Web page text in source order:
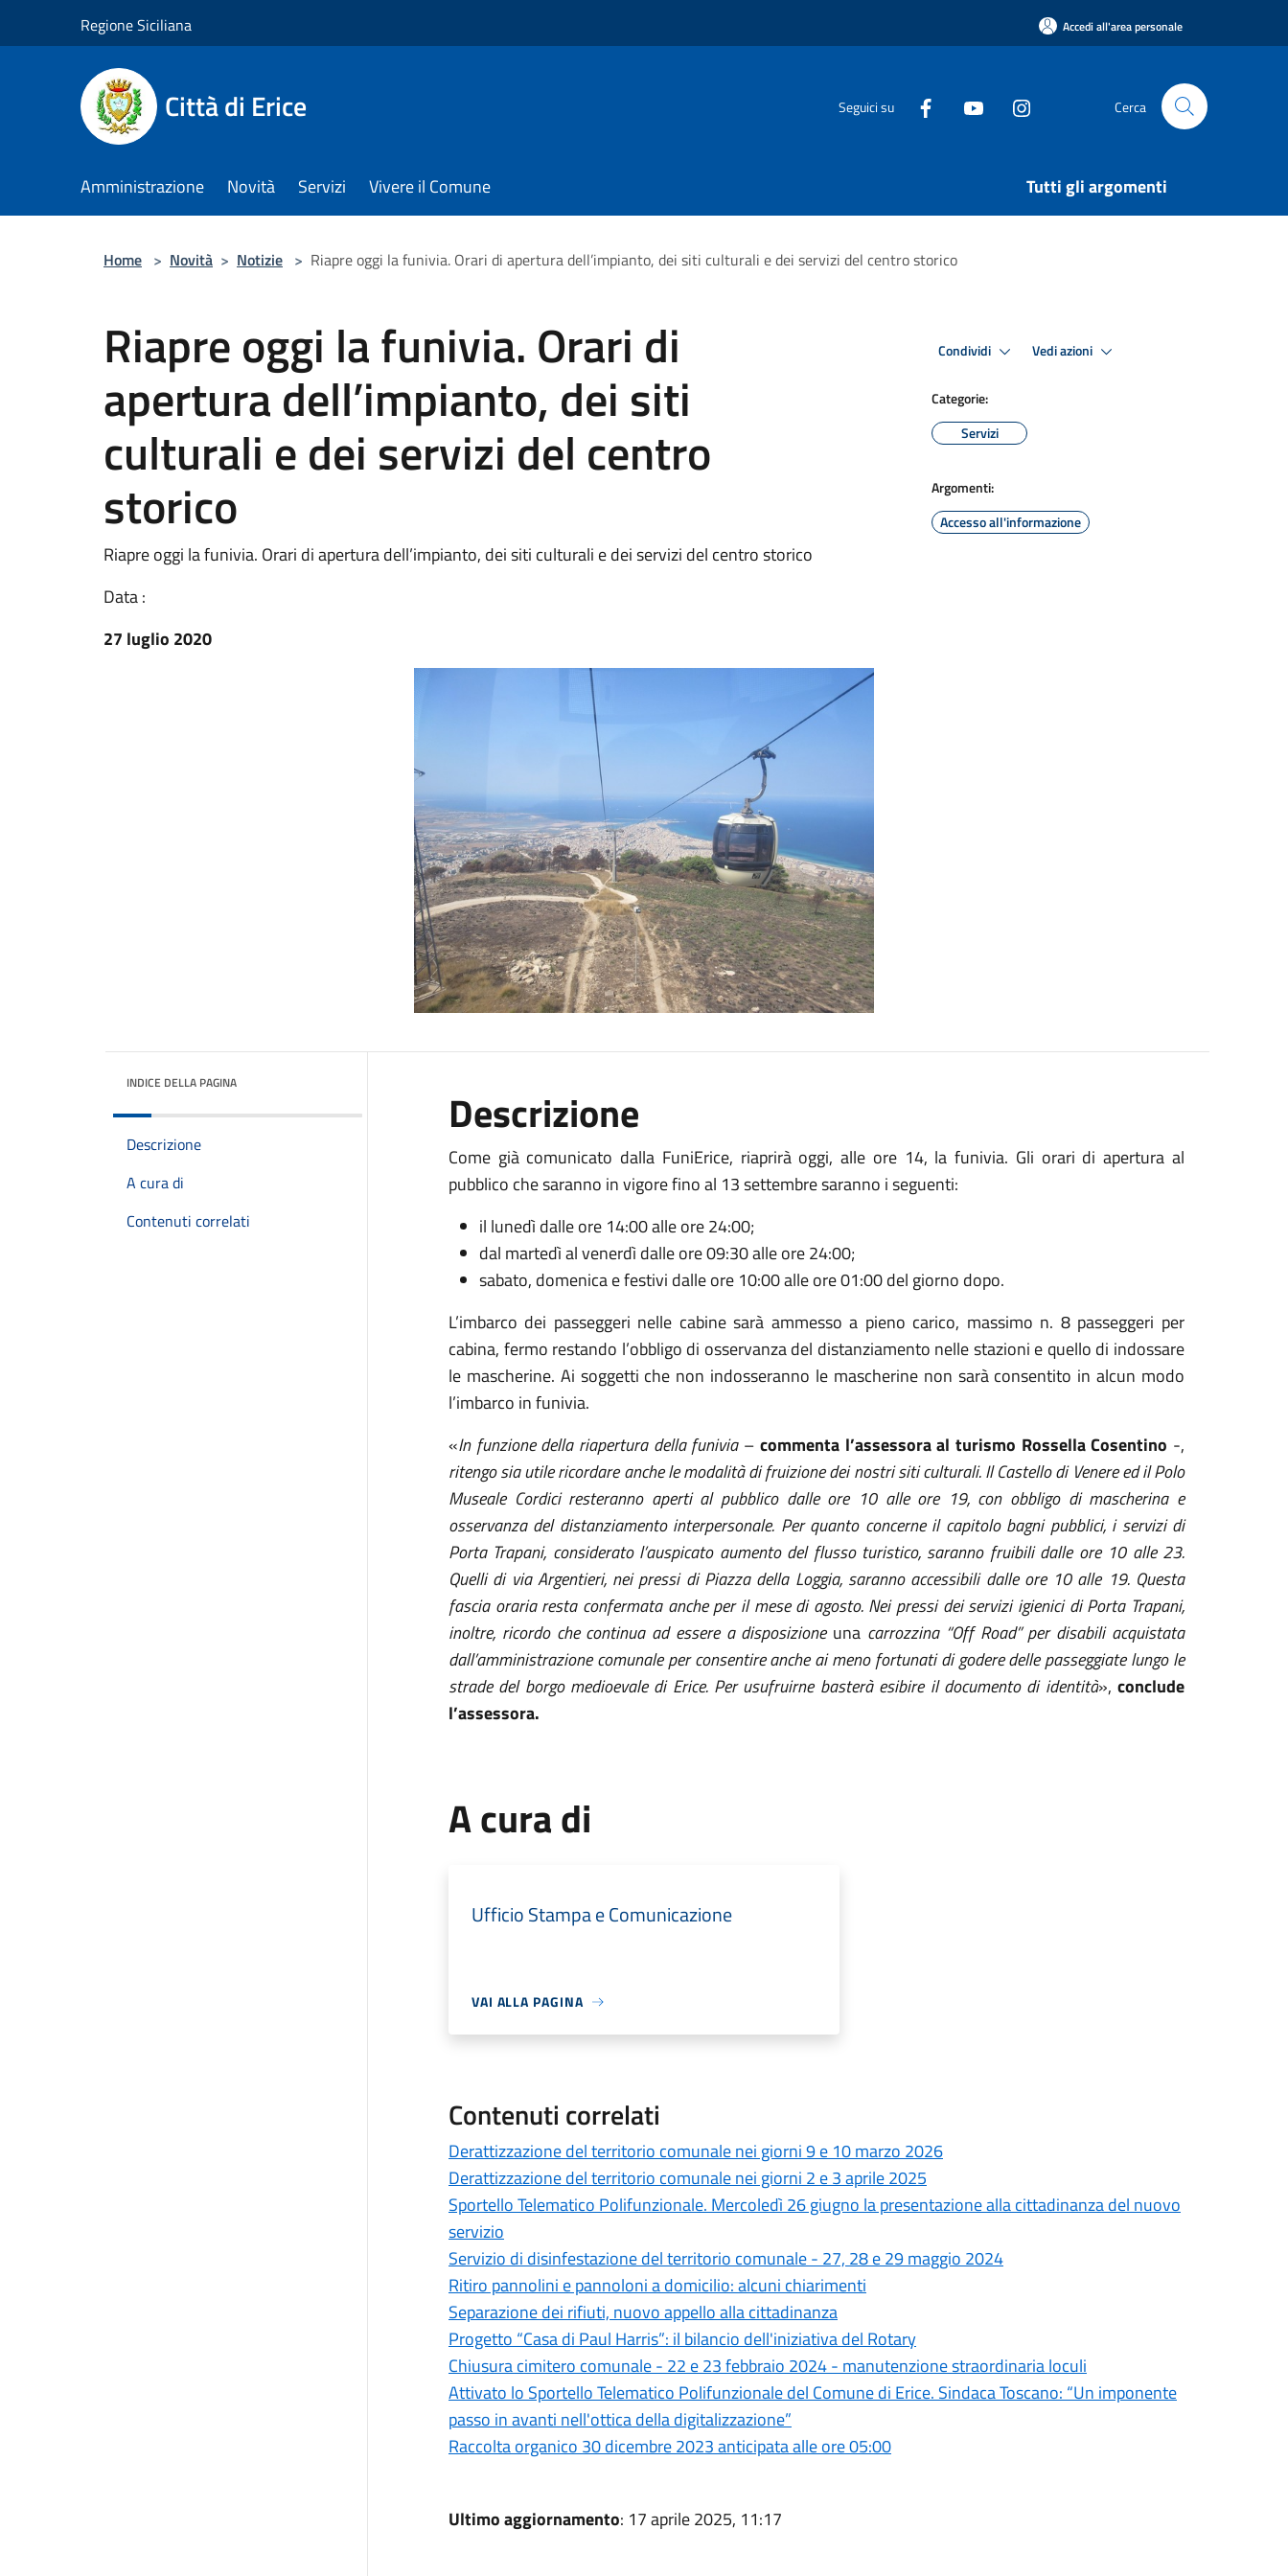
Regione Siciliana Accedi all'area personale
Città di Erice Seguici su Cerca
Amministrazione Novità Servizi Vivere il Comune Tutti gli argomenti
Home > Novità > Notizie > Riapre oggi la funivia. Orari di apertura dell’impianto, dei siti culturali e dei servizi del centro storico
Riapre oggi la funivia. Orari di
apertura dell’impianto, dei siti
culturali e dei servizi del centro
storico
Riapre oggi la funivia. Orari di apertura dell’impianto, dei siti culturali e dei servizi del centro storico
Data :
27 luglio 2020
Condividi Vedi azioni
Categorie:
Servizi
Argomenti:
Accesso all'informazione
INDICE DELLA PAGINA
Descrizione
A cura di
Contenuti correlati
Descrizione
Come già comunicato dalla FuniErice, riaprirà oggi, alle ore 14, la funivia. Gli orari di apertura al
pubblico che saranno in vigore fino al 13 settembre saranno i seguenti:
il lunedì dalle ore 14:00 alle ore 24:00;
dal martedì al venerdì dalle ore 09:30 alle ore 24:00;
sabato, domenica e festivi dalle ore 10:00 alle ore 01:00 del giorno dopo.
L’imbarco dei passeggeri nelle cabine sarà ammesso a pieno carico, massimo n. 8 passeggeri per
cabina, fermo restando l’obbligo di osservanza del distanziamento nelle stazioni e quello di indossare
le mascherine. Ai soggetti che non indosseranno le mascherine non sarà consentito in alcun modo
l’imbarco in funivia.
«In funzione della riapertura della funivia– commenta l’assessora al turismo Rossella Cosentino -,
ritengo sia utile ricordare anche le modalità di fruizione dei nostri siti culturali. Il Castello di Venere ed il Polo
Museale Cordici resteranno aperti al pubblico dalle ore 10 alle ore 19, con obbligo di mascherina e
osservanza del distanziamento interpersonale. Per quanto concerne il capitolo bagni pubblici, i servizi di
Porta Trapani, considerato l’auspicato aumento del flusso turistico, saranno fruibili dalle ore 10 alle 23.
Quelli di via Argentieri, nei pressi di Piazza della Loggia, saranno accessibili dalle ore 10 alle 19. Questa
fascia oraria resta confermata anche per il mese di agosto. Nei pressi dei servizi igienici di Porta Trapani,
inoltre, ricordo che continua ad essere a disposizione una carrozzina “Off Road” per disabili acquistata
dall’amministrazione comunale per consentire anche ai meno fortunati di godere delle passeggiate lungo le
strade del borgo medioevale di Erice. Per usufruirne basterà esibire il documento di identità», conclude
l’assessora.
A cura di
Ufficio Stampa e Comunicazione
VAI ALLA PAGINA
Contenuti correlati
Derattizzazione del territorio comunale nei giorni 9 e 10 marzo 2026
Derattizzazione del territorio comunale nei giorni 2 e 3 aprile 2025
Sportello Telematico Polifunzionale. Mercoledì 26 giugno la presentazione alla cittadinanza del nuovo
servizio
Servizio di disinfestazione del territorio comunale - 27, 28 e 29 maggio 2024
Ritiro pannolini e pannoloni a domicilio: alcuni chiarimenti
Separazione dei rifiuti, nuovo appello alla cittadinanza
Progetto “Casa di Paul Harris”: il bilancio dell'iniziativa del Rotary
Chiusura cimitero comunale - 22 e 23 febbraio 2024 - manutenzione straordinaria loculi
Attivato lo Sportello Telematico Polifunzionale del Comune di Erice. Sindaca Toscano: “Un imponente
passo in avanti nell'ottica della digitalizzazione”
Raccolta organico 30 dicembre 2023 anticipata alle ore 05:00
Ultimo aggiornamento: 17 aprile 2025, 11:17